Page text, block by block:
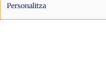
dades
Personalitza